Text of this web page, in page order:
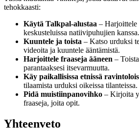
tehokkaasti:
Käytä Talkpal-alustaa – Harjoittele
keskusteluissa natiivipuhujien kanssa.
Kuuntele ja toista – Katso urduksi
videoita ja kuuntele ääntämistä.
Harjoittele fraaseja ääneen –
parantaaksesi itsevarmuutta.
Käy paikallisissa etnissä
tilaamista urduksi oikeissa tilanteissa.
Pidä muistiinpanovihko – Kirjoita
fraaseja, joita opit.
Yhteenveto